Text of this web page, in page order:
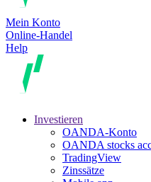
Mein Konto
Online-Handel
Help
Investieren
OANDA-Konto
OANDA stocks
TradingView
Zinssätze